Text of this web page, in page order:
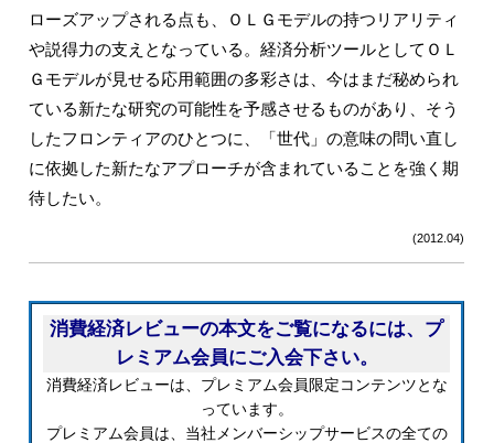
ローズアップされる点も、ＯＬＧモデルの持つリアリティ
や説得力の支えとなっている。経済分析ツールとしてＯＬ
Ｇモデルが見せる応用範囲の多彩さは、今はまだ秘められ
ている新たな研究の可能性を予感させるものがあり、そう
したフロンティアのひとつに、「世代」の意味の問い直し
に依拠した新たなアプローチが含まれていることを強く期
待したい。
(2012.04)
消費経済レビューの本文をご覧になるには、プ
レミアム会員にご入会下さい。
消費経済レビューは、プレミアム会員限定コンテンツとな
っています。
プレミアム会員は、当社メンバーシップサービスの全ての